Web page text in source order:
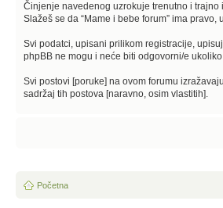
Činjenje navedenog uzrokuje trenutno i
Slažeš se da “Mame i bebe forum” ima
Svi podatci, upisani prilikom registracije,
phpBB ne mogu i neće biti odgovorni/e
Svi postovi [poruke] na ovom forumu
sadržaj tih postova [naravno, osim vlastitih].
Početna